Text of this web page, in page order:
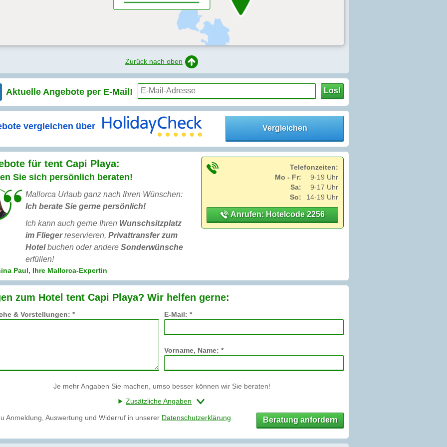
Zurück nach oben
Aktuelle Angebote per E-Mail! Los!
vergleichen über Vergleichen
für tent Capi Playa:
Sie sich persönlich beraten!
Mallorca Urlaub ganz nach Ihren Wünschen:
Ich berate Sie gerne persönlich!
Ich kann auch gerne Ihren Wunschsitzplatz
im Fliegerreservieren, Privattransfer zum
Hotelbuchen oder andere Sonderwünsche
erfüllen!
Paul, Ihre Mallorca-Expertin
Telefonzeiten:
Mo - Fr:
9-19 Uhr
Sa:
9-17 Uhr
So:
14-19 Uhr
Anrufen: Hotelcode 2256
zum Hotel tent Capi Playa? Wir helfen gerne:
& Vorstellungen: * E-Mail: *
Vorname, Name: *
Je mehr Angaben Sie machen, umso besser können wir Sie beraten!
Zusätzliche Angaben
Anmeldung, Auswertung und Widerruf in unserer Datenschutzerklärung Beratung anfordern